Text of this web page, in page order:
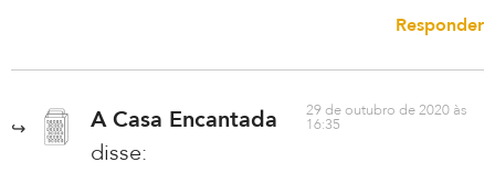
Responder
A Casa Encantada
disse:
29 de outubro de 2020 às
16:35